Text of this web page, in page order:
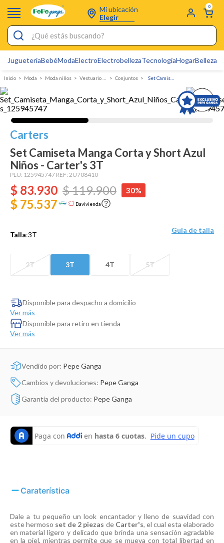
Mi ubicación
Elegir
0
¿Qué estás buscando?
JugueteriaBebéModaElectroElectrobellezaTecnologíaHogarBelleza
Moda Moda niños Vestuario Exterior Niño Conjuntos
Carters
Set Camiseta Manga Corta y Short Azul
Niños - Carter's 3T
PLU: 125945747 REF: 2U708410
$ 83.930 $119.900 30%
$ 75.537 Davivienda
Talla:3T
Guia de talla
2T 3T 4T 5T
Disponible para despacho a domicilio
Ver más
Disponible para retiro en tienda
Ver más
Vendido por: Pepe Ganga
Cambios y devoluciones: Pepe Ganga
Garantía del producto: Pepe Ganga
Caraterística
Dale a tu pequeño un look encantador y lleno de suavidad con
este hermoso set de 2 piezas de Carter's, el cual esta elaborado
en material ligero y delicado que brinda una sensación agradable
en la piel, mientras permite que se mueva con total libertad en
Electro
Figuras Toy Story
Carters
Silla Mecedora Bebé
Bebes
Cuna Colecho
Cartas Pokemon